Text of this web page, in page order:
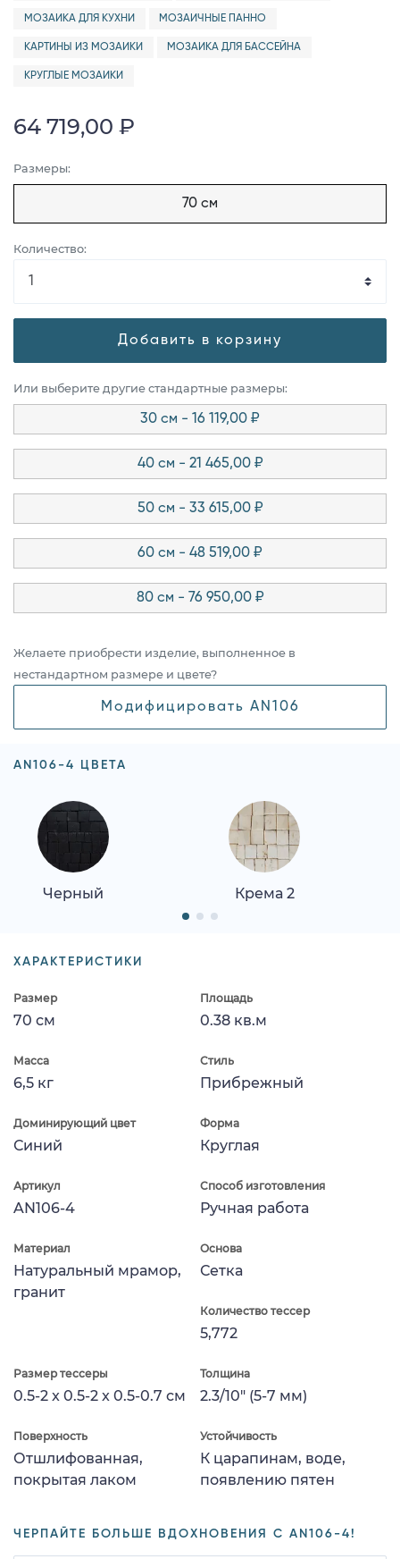
МОЗАИКА ДЛЯ КУХНИ МОЗАИЧНЫЕ ПАННО
КАРТИНЫ ИЗ МОЗАИКИ МОЗАИКА ДЛЯ БАССЕЙНА
КРУГЛЫЕ МОЗАИКИ
64 719,00 ₽
Размеры:
70 см
Количество:
Добавить в корзину
Или выберите другие стандартные размеры:
30 см - 16 119,00 ₽
40 см - 21 465,00 ₽
50 см - 33 615,00 ₽
60 см - 48 519,00 ₽
80 см - 76 950,00 ₽
Желаете приобрести изделие, выполненное в
нестандартном размере и цвете?
Модифицировать AN106
AN106-4 ЦВЕТА
Черный Крема 2
ХАРАКТЕРИСТИКИ
Размер
70 см
Площадь
0.38 кв.м
Масса
6,5 кг
Стиль
Прибрежный
Доминирующий цвет
Синий
Форма
Круглая
Артикул
AN106-4
Способ изготовления
Ручная работа
Материал
Натуральный мрамор,
гранит
Основа
Сетка
Количество тессер
5,772
Размер тессеры
0.5-2 x 0.5-2 x 0.5-0.7 см
Толщина
2.3/10" (5-7 мм)
Поверхность
Отшлифованная,
покрытая лаком
Устойчивость
К царапинам, воде,
появлению пятен
ЧЕРПАЙТЕ БОЛЬШЕ ВДОХНОВЕНИЯ С AN106-4!